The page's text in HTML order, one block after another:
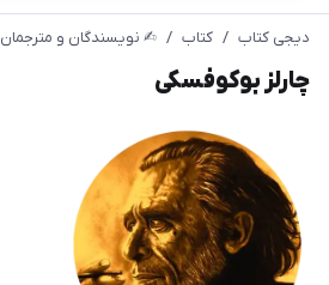
دیجی کتاب / کتاب / ✍︎ نویسندگان و مترجمان
چارلز بوکوفسکی